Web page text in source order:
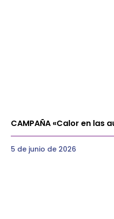
CAMPAÑA «Calor en las
5 de junio de 2026